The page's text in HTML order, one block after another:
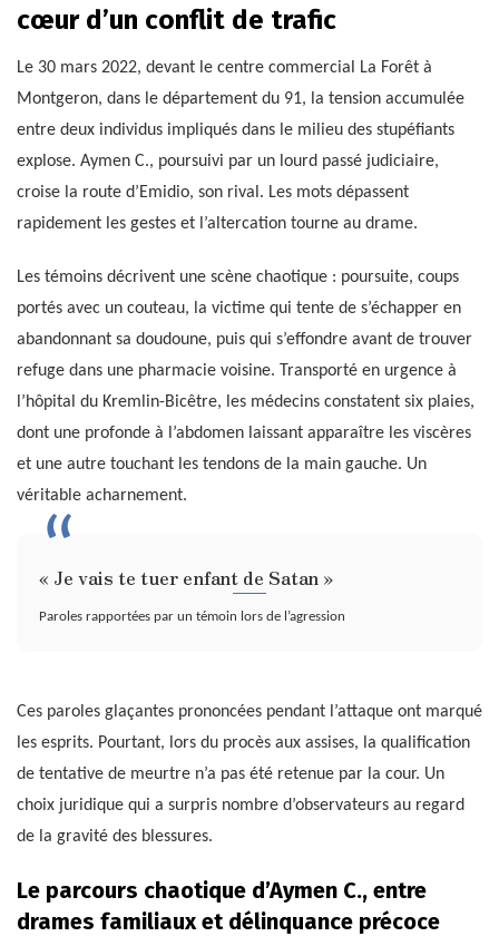
cœur d’un conflit de trafic
Le 30 mars 2022, devant le centre commercial La Forêt à
Montgeron, dans le département du 91, la tension accumulée
entre deux individus impliqués dans le milieu des stupéfiants
explose. Aymen C., poursuivi par un lourd passé judiciaire,
croise la route d’Emidio, son rival. Les mots dépassent
rapidement les gestes et l’altercation tourne au drame.
Les témoins décrivent une scène chaotique : poursuite, coups
portés avec un couteau, la victime qui tente de s’échapper en
abandonnant sa doudoune, puis qui s’effondre avant de trouver
refuge dans une pharmacie voisine. Transporté en urgence à
l’hôpital du Kremlin-Bicêtre, les médecins constatent six plaies,
dont une profonde à l’abdomen laissant apparaître les viscères
et une autre touchant les tendons de la main gauche. Un
véritable acharnement.
« Je vais te tuer enfant de Satan »
Paroles rapportées par un témoin lors de l’agression
Ces paroles glaçantes prononcées pendant l’attaque ont marqué
les esprits. Pourtant, lors du procès aux assises, la qualification
de tentative de meurtre n’a pas été retenue par la cour. Un
choix juridique qui a surpris nombre d’observateurs au regard
de la gravité des blessures.
Le parcours chaotique d’Aymen C., entre
drames familiaux et délinquance précoce